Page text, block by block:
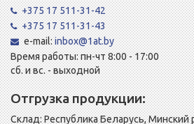
+375 17 511-31-42
+375 17 511-31-43
e-mail:inbox@1at.by
Время работы: пн-чт 8:00 - 17:00
сб. и вс. - выходной
Отгрузка продукции:
Склад: Республика Беларусь, Минский